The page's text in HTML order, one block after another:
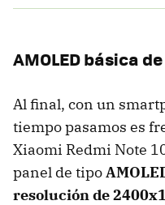
AMOLED básica
Al final, con un
tiempo pasamos es
Xiaomi Redmi Note
panel de tipo
resolución de